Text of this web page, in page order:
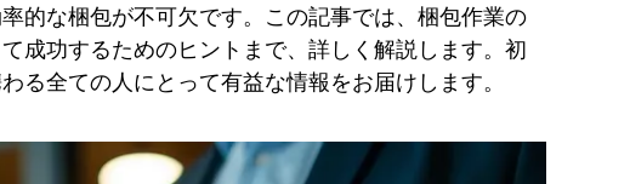
的な梱包が不可欠です。この記事では、梱包作業の
成功するためのヒントまで、詳しく解説します。初
る全ての人にとって有益な情報をお届けします。